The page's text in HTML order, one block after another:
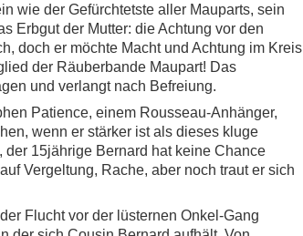
wie der Gefürchtetste aller Mauparts, sein
Erbgut der Mutter: die Achtung vor den
doch er möchte Macht und Achtung im Kreis
der Räuberbande Maupart! Das
und verlangt nach Befreiung.
Patience, einem Rousseau-Anhänger,
wenn er stärker ist als dieses kluge
der 15jährige Bernard hat keine Chance
Vergeltung, Rache, aber noch traut er sich
Flucht vor der lüsternen Onkel-Gang